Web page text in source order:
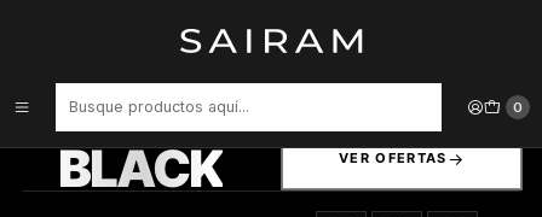
0
PERFUME MAISON ALHAMBRA EXCLUSIF SAFFRON UNISEX EDP 100
BLACK VER OFERTAS